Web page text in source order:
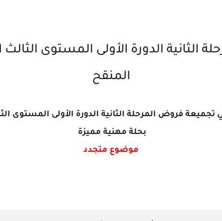
الثانية الدورة الأولى المستوى الثالث
المنقح
تجميعة فروض المرحلة الثانية الدورة الأولى المستوى
بحلة مهنية مميزة
موضوع متجدد